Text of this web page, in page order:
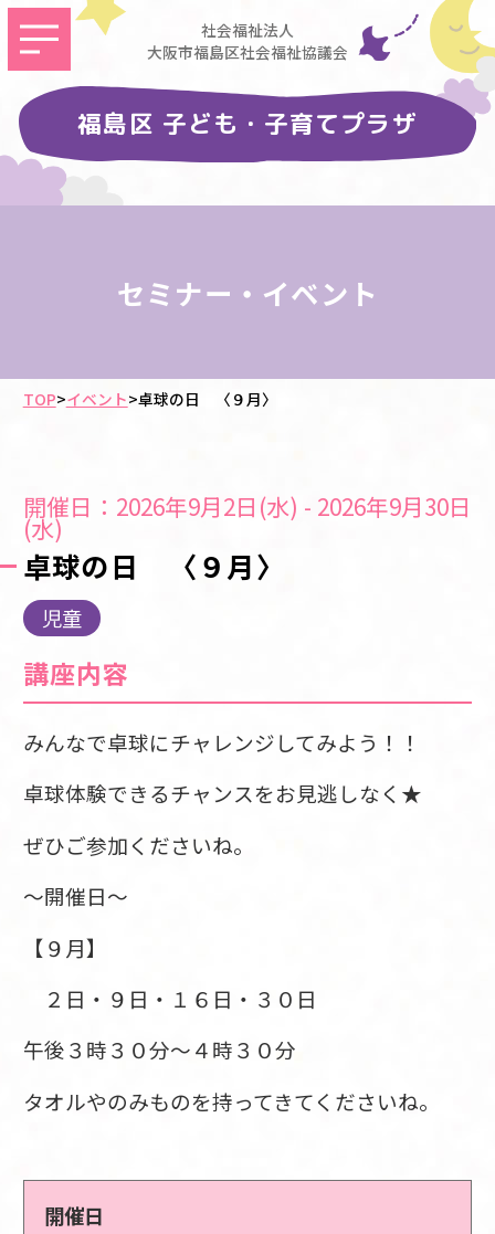
社会福祉法人
大阪市福島区社会福祉協議会
福島区 子ども・子育てプラザ
セミナー・イベント
TOP>イベント>卓球の日 〈９月〉
開催日：2026年9月2日(水) - 2026年9月30日
(水)
卓球の日 〈９月〉
児童
講座内容
みんなで卓球にチャレンジしてみよう！！
卓球体験できるチャンスをお見逃しなく★
ぜひご参加くださいね。
～開催日～
【９月】
２日・９日・１６日・３０日
午後３時３０分～４時３０分
タオルやのみものを持ってきてくださいね。
開催日